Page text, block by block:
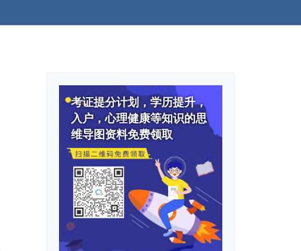
考证提分计划，学历提升，
入户，心理健康等知识的思
维导图资料免费领取